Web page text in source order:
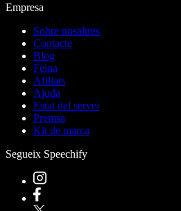
Empresa
Sobre nosaltres
Contacte
Blog
Feina
Afiliats
Ajuda
Estat del servei
Premsa
Kit de marca
Segueix Speechify